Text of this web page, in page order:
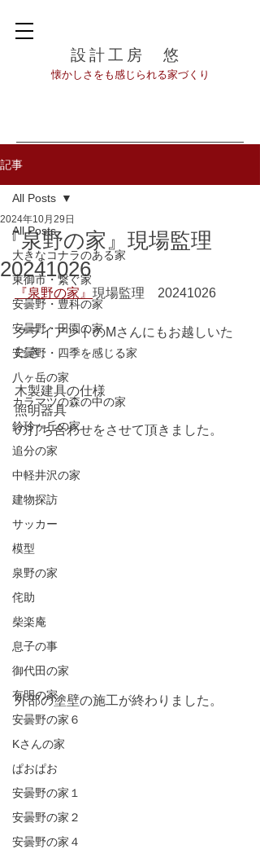
設計工房 悠
​懐かしさをも感じられる家づくり
記事
All Posts
大きなコナラのある家
東御市・繋ぐ家
安曇野・豊科の家
安曇野・田園の家
安曇野・四季を感じる家
八ヶ岳の家
カラマツの森の中の家
鈴玲ヶ丘の家
追分の家
中軽井沢の家
建物探訪
サッカー
模型
泉野の家
侘助
柴楽庵
息子の事
御代田の家
有明の家
安曇野の家６
Kさんの家
ぱおぱお
安曇野の家１
安曇野の家２
安曇野の家４
All Posts
『泉野の家』現場監理
20241026
2024年10月29日
『泉野の家』 現場監理　20241026
クライアントのMさんにもお越しいた
だき、
木製建具の仕様
照明器具
の打ち合わせをさせて頂きました。
外部の塗壁の施工が終わりました。